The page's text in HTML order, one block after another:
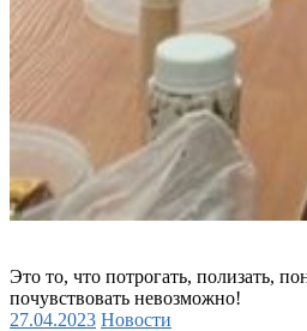
Это то, что потрогать, полизать,
почувствовать невозможно!
27.04.2023 Новости